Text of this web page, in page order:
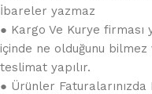
İbareler yazmaz
● Kargo Ve Kurye
içinde ne olduğunu
teslimat yapılır.
● Ürünler